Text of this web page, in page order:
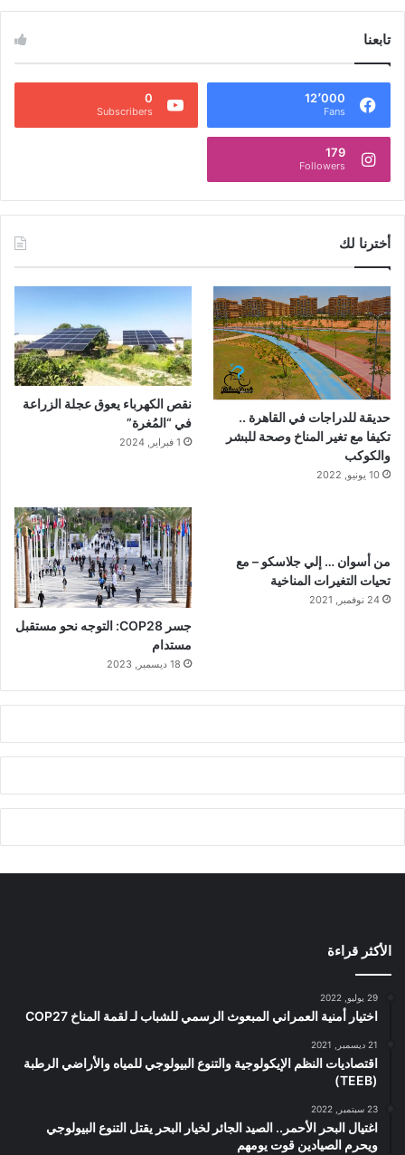
تابعنا
12٬000
Fans
0
Subscribers
179
Followers
أخترنا لك
حديقة للدراجات في القاهرة ..
تكيفا مع تغير المناخ وصحة للبشر
والكوكب
10 يونيو, 2022
نقص الكهرباء يعوق عجلة الزراعة
في “المُغرة”
1 فبراير, 2024
من أسوان … إلي جلاسكو – مع
تحيات التغيرات المناخية
24 نوفمبر, 2021
جسر COP28: التوجه نحو مستقبل
مستدام
18 ديسمبر, 2023
الأكثر قراءة
29 يوليو, 2022
اختيار أمنية العمراني المبعوث الرسمي للشباب لـ لقمة المناخ COP27
21 ديسمبر, 2021
اقتصاديات النظم الإيكولوجية والتنوع البيولوجي للمياه والأراضي الرطبة
(TEEB)
23 سبتمبر, 2022
اغتيال البحر الأحمر.. الصيد الجائر لخيار البحر يقتل التنوع البيولوجي
ويحرم الصيادين قوت يومهم